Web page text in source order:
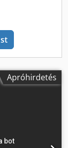
a
*
90°-135° *
4800
x 160 mm
de
Apróhirdetés